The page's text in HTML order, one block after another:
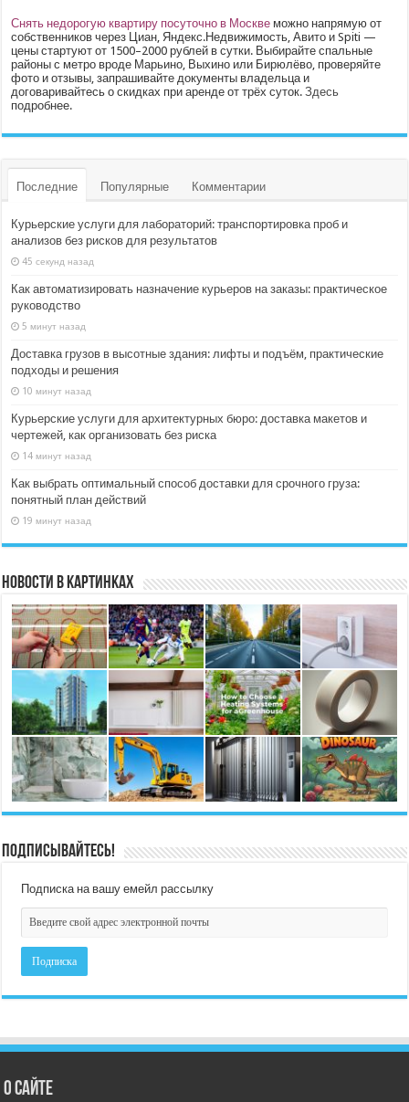
Снять недорогую квартиру посуточно в Москве можно напрямую от
собственников через Циан, Яндекс.Недвижимость, Авито и Spiti —
цены стартуют от 1500–2000 рублей в сутки. Выбирайте спальные
районы с метро вроде Марьино, Выхино или Бирюлёво, проверяйте
фото и отзывы, запрашивайте документы владельца и
договаривайтесь о скидках при аренде от трёх суток.Здесь
подробнее.
Последние Популярные Комментарии
Курьерские услуги для лабораторий: транспортировка проб и
анализов без рисков для результатов
45 секунд назад
Как автоматизировать назначение курьеров на заказы: практическое
руководство
5 минут назад
Доставка грузов в высотные здания: лифты и подъём, практические
подходы и решения
10 минут назад
Курьерские услуги для архитектурных бюро: доставка макетов и
чертежей, как организовать без риска
14 минут назад
Как выбрать оптимальный способ доставки для срочного груза:
понятный план действий
19 минут назад
Новости в картинках
Подписывайтесь!
Подписка на вашу емейл рассылку
О сайте